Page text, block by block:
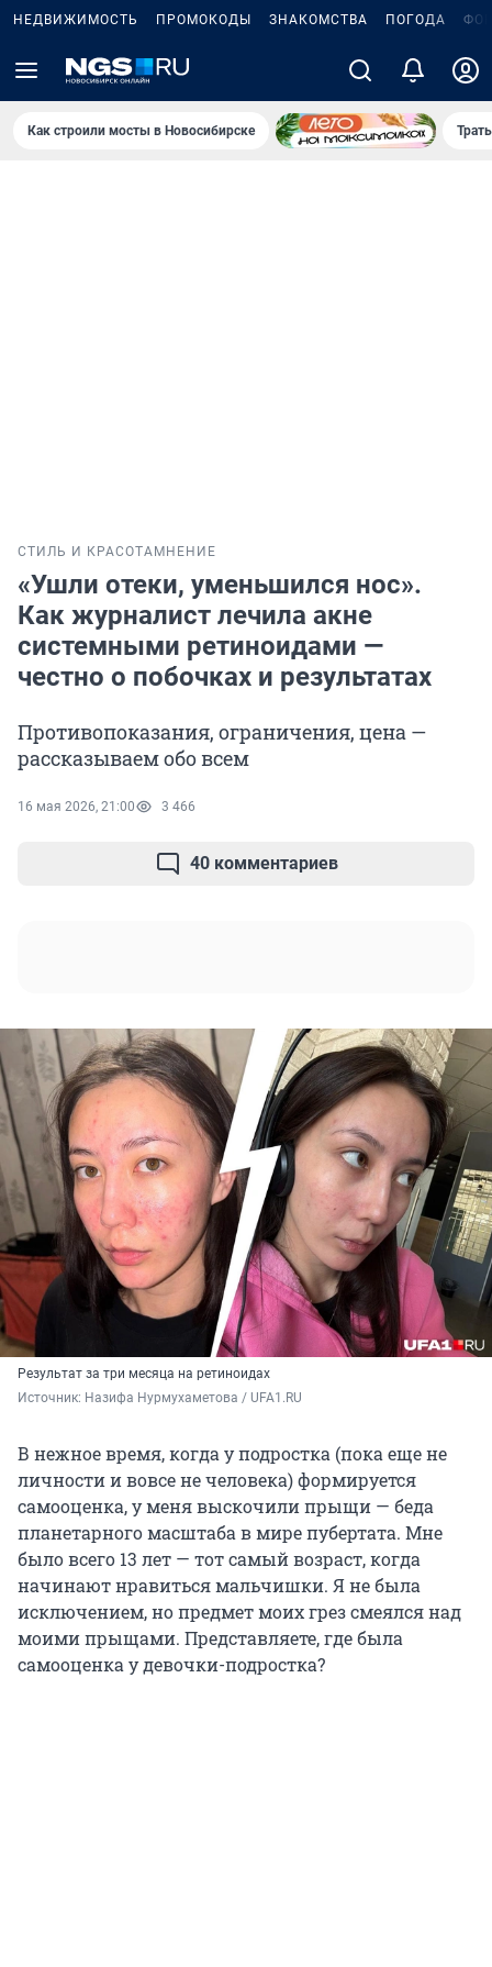
НЕДВИЖИМОСТЬ ПРОМОКОДЫ ЗНАКОМСТВА ПОГОДА
Как строили мосты в Новосибирске
СТИЛЬ И КРАСОТА МНЕНИЕ
«Ушли отеки, уменьшился нос».
Как журналист лечила акне
системными ретиноидами —
честно о побочках и результатах
Противопоказания, ограничения, цена —
рассказываем обо всем
16 мая 2026, 21:00 3 466
40 комментариев
Результат за три месяца на ретиноидах
Источник: Назифа Нурмухаметова / UFA1.RU
В нежное время, когда у подростка (пока еще не
личности и вовсе не человека) формируется
самооценка, у меня выскочили прыщи — беда
планетарного масштаба в мире пубертата. Мне
было всего 13 лет — тот самый возраст, когда
начинают нравиться мальчишки. Я не была
исключением, но предмет моих грез смеялся над
моими прыщами. Представляете, где была
самооценка у девочки-подростка?